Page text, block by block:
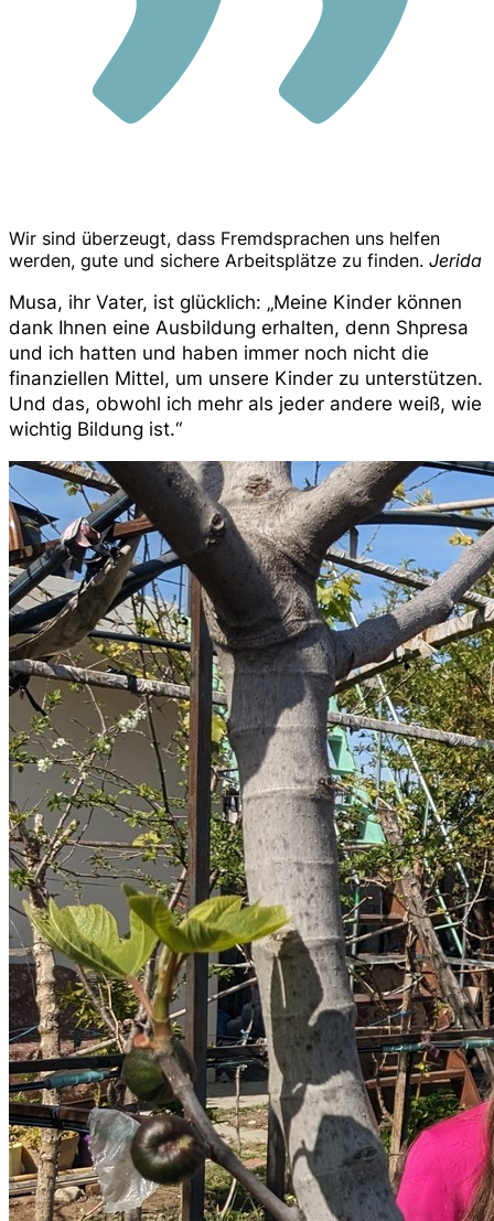
Wir sind überzeugt, dass Fremdsprachen uns helfen
werden, gute und sichere Arbeitsplätze zu finden. Jerida
Musa, ihr Vater, ist glücklich: „Meine Kinder können
dank Ihnen eine Ausbildung erhalten, denn Shpresa
und ich hatten und haben immer noch nicht die
finanziellen Mittel, um unsere Kinder zu unterstützen.
Und das, obwohl ich mehr als jeder andere weiß, wie
wichtig Bildung ist.“